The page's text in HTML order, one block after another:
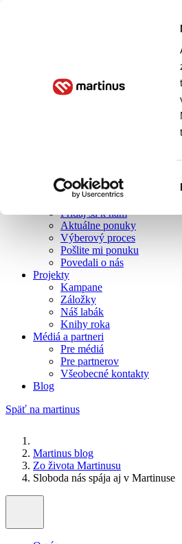
O nás
Zelený Martinus
Nerobíme rozdiely
Pridaj sa k nám
Aktuálne ponuky
Výberový proces
Pošlite mi ponuku
Povedali o nás
Projekty
Kampane
Záložky
Náš labák
Knihy roka
Médiá a partneri
Pre médiá
Pre partnerov
Všeobecné kontakty
Blog
Späť na martinus
Martinus blog
Zo života Martinusu
Sloboda nás spája aj v Martinuse